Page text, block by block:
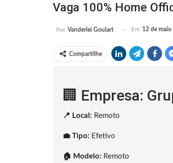
Vaga 100% Home
Por Vanderlei Goulart Em 12 de
Compartilhe
🏢 Empresa:
📍 Local: Remoto
💼 Tipo: Efetivo
🏠 Modelo: Remoto